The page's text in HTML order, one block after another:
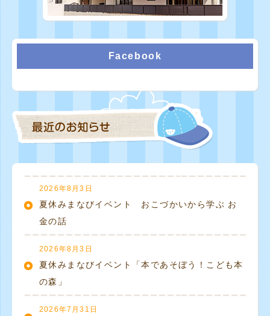
Facebook
2026年8月3日
夏休みまなびイベント おこづかいから学ぶ お
金の話
2026年8月3日
夏休みまなびイベント「本であそぼう！こども本
の森」
2026年7月31日